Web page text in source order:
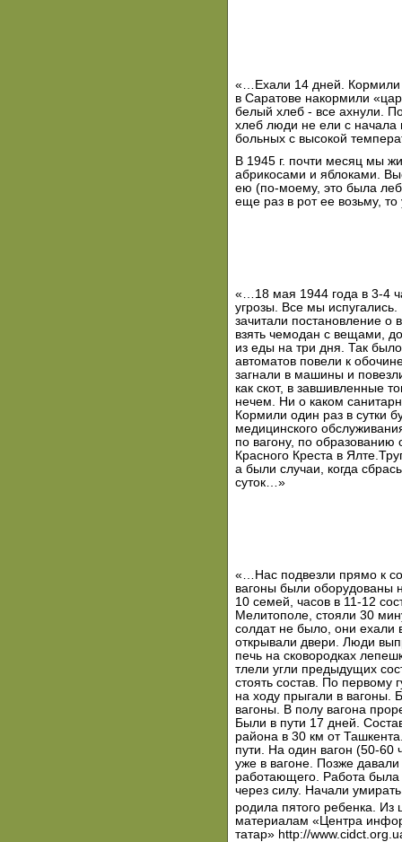
«…Ехали 14 дней.
в Саратове накормили
белый хлеб - все ахнули.
хлеб люди не ели с
больных с высокой
В 1945 г. почти месяц мы
абрикосами и яблоками.
ею (по-моему, это была
еще раз в рот ее возьму,
«…18 мая 1944 года в 3-4
угрозы. Все мы
зачитали постановление
взять чемодан с вещами,
из еды на три дня. Так
автоматов повели к
загнали в машины и
как скот, в завшивленные
нечем. Ни о каком
Кормили один раз в сутки
медицинского
по вагону, по образованию
Красного Креста в
а были случаи, когда
суток…»
«…Нас подвезли прямо к
вагоны были оборудованы
10 семей, часов в 11-12
Мелитополе, стояли 30
солдат не было, они ехали
открывали двери. Люди
печь на сковородках
тлели угли предыдущих
стоять состав. По первому
на ходу прыгали в вагоны.
вагоны. В полу вагона
Были в пути 17 дней.
района в 30 км от
пути. На один вагон (50-60
уже в вагоне. Позже
работающего. Работа была
через силу. Начали
родила пятого ребенка.
материалам «Центра
татар» http://